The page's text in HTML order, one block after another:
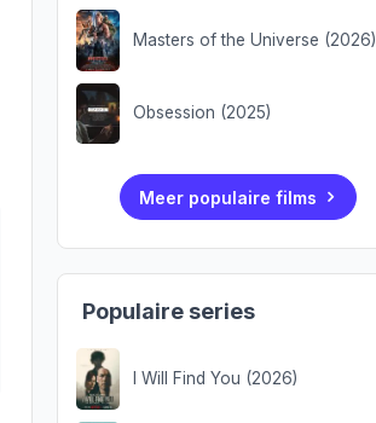
Masters of the Universe (2026)
Obsession (2025)
Meer populaire films
Populaire series
I Will Find You (2026)